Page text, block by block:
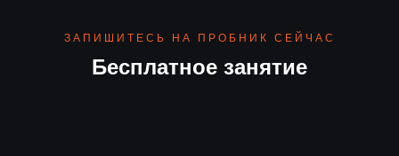
Бесплатное занятие
ЗАПИШИТЕСЬ НА ПРОБНИК СЕЙЧАС